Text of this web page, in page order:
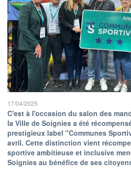
17/04/2025
C'est à l'occasion du salon des
la Ville de Soignies a été
prestigieux label "Communes
avril. Cette distinction vient
sportive ambitieuse et inclusive
Soignies au bénéfice de ses